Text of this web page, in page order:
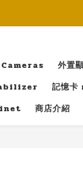
外置
記憶
商店介紹